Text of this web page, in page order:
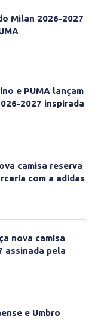
Milan 2026-2027
e PUMA lançam
2027 inspirada
camisa reserva
com a adidas
nova camisa
assinada pela
e Umbro